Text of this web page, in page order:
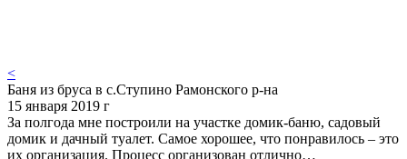
<
Баня из бруса в с.Ступино Рамонского р-на
15 января 2019 г
За полгода мне построили на участке домик-баню, садовый
домик и дачный туалет. Самое хорошее, что понравилось – это
их организация. Процесс организован отлично…